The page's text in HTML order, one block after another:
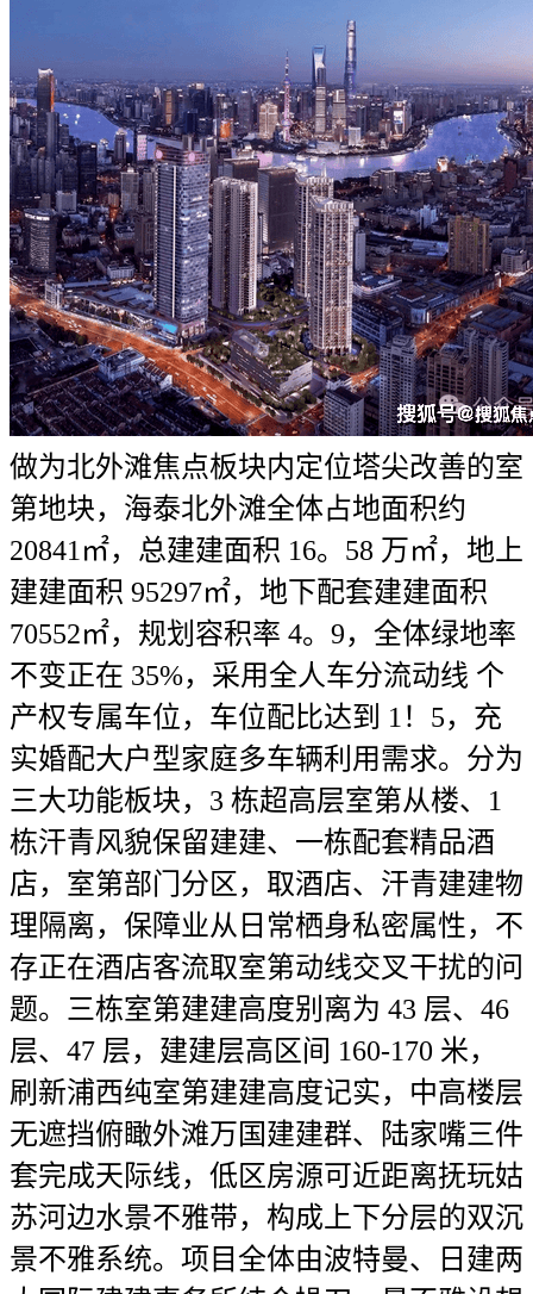
做为北外滩焦点板块内定位塔尖改善的室
第地块，海泰北外滩全体占地面积约
20841㎡，总建建面积 16。58 万㎡，地上
建建面积 95297㎡，地下配套建建面积
70552㎡，规划容积率 4。9，全体绿地率
不变正在 35%，采用全人车分流动线 个
产权专属车位，车位配比达到 1！5，充
实婚配大户型家庭多车辆利用需求。分为
三大功能板块，3 栋超高层室第从楼、1
栋汗青风貌保留建建、一栋配套精品酒
店，室第部门分区，取酒店、汗青建建物
理隔离，保障业从日常栖身私密属性，不
存正在酒店客流取室第动线交叉干扰的问
题。三栋室第建建高度别离为 43 层、46
层、47 层，建建层高区间 160-170 米，
刷新浦西纯室第建建高度记实，中高楼层
无遮挡俯瞰外滩万国建建群、陆家嘴三件
套完成天际线，低区房源可近距离抚玩姑
苏河边水景不雅带，构成上下分层的双沉
景不雅系统。项目全体由波特曼、日建两